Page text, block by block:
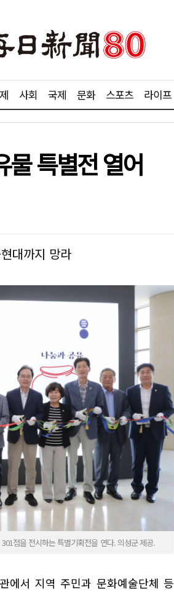
사회 국제 문화 스포츠 라이프
물 특별전 열어
대까지 망라
점을 전시하는 특별기획전을 연다. 의성군 제공.
에서 지역 주민과 문화예술단체 등